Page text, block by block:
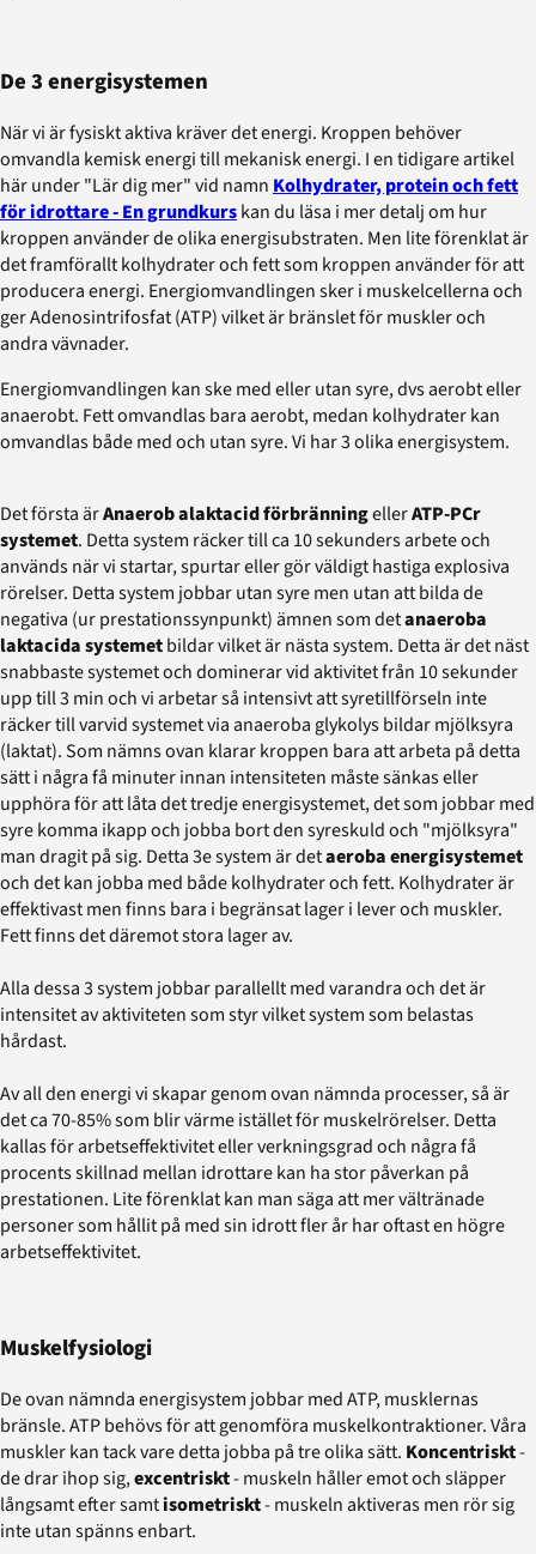
De 3 energisystemen
När vi är fysiskt aktiva kräver det energi. Kroppen behöver
omvandla kemisk energi till mekanisk energi. I en tidigare artikel
här under "Lär dig mer" vid namn Kolhydrater, protein och fett
för idrottare - En grundkurskan du läsa i mer detalj om hur
kroppen använder de olika energisubstraten. Men lite förenklat är
det framförallt kolhydrater och fett som kroppen använder för att
producera energi. Energiomvandlingen sker i muskelcellerna och
ger Adenosintrifosfat (ATP) vilket är bränslet för muskler och
andra vävnader.
Energiomvandlingen kan ske med eller utan syre, dvs aerobt eller
anaerobt. Fett omvandlas bara aerobt, medan kolhydrater kan
omvandlas både med och utan syre. Vi har 3 olika energisystem.
Det första ärAnaerob alaktacid förbränningellerATP-PCr
systemet. Detta system räcker till ca 10 sekunders arbete och
används när vi startar, spurtar eller gör väldigt hastiga explosiva
rörelser. Detta system jobbar utan syre men utan att bilda de
negativa (ur prestationssynpunkt) ämnen som detanaeroba
laktacida systemetbildar vilket är nästa system. Detta är det näst
snabbaste systemet och dominerar vid aktivitet från 10 sekunder
upp till 3 min och vi arbetar så intensivt att syretillförseln inte
räcker till varvid systemet via anaeroba glykolys bildar mjölksyra
(laktat). Som nämns ovan klarar kroppen bara att arbeta på detta
sätt i några få minuter innan intensiteten måste sänkas eller
upphöra för att låta det tredje energisystemet, det som jobbar med
syre komma ikapp och jobba bort den syreskuld och "mjölksyra"
man dragit på sig. Detta 3e system är detaeroba energisystemet
och det kan jobba med både kolhydrater och fett. Kolhydrater är
effektivast men finns bara i begränsat lager i lever och muskler.
Fett finns det däremot stora lager av.
Alla dessa 3 system jobbar parallellt med varandra och det är
intensitet av aktiviteten som styr vilket system som belastas
hårdast.
Av all den energi vi skapar genom ovan nämnda processer, så är
det ca 70-85% som blir värme istället för muskelrörelser. Detta
kallas för arbetseffektivitet eller verkningsgrad och några få
procents skillnad mellan idrottare kan ha stor påverkan på
prestationen. Lite förenklat kan man säga att mer vältränade
personer som hållit på med sin idrott fler år har oftast en högre
arbetseffektivitet.
Muskelfysiologi
De ovan nämnda energisystem jobbar med ATP, musklernas
bränsle. ATP behövs för att genomföra muskelkontraktioner. Våra
muskler kan tack vare detta jobba på tre olika sätt. Koncentriskt-
de drar ihop sig,excentriskt- muskeln håller emot och släpper
långsamt efter samtisometriskt- muskeln aktiveras men rör sig
inte utan spänns enbart.